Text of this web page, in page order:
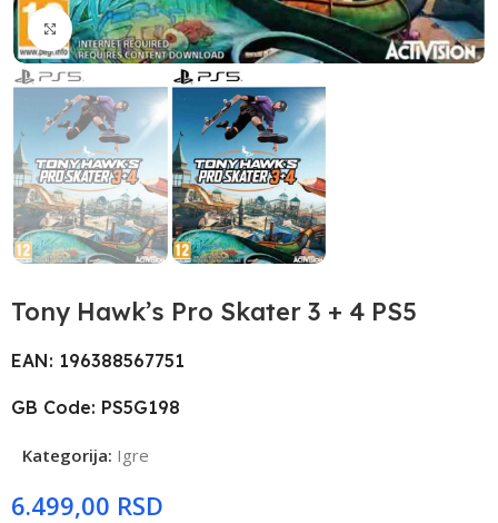
Uvećaj sliku
Tony Hawk’s Pro Skater 3 + 4 PS5
EAN: 196388567751
GB Code: PS5G198
Kategorija: Igre
RSD